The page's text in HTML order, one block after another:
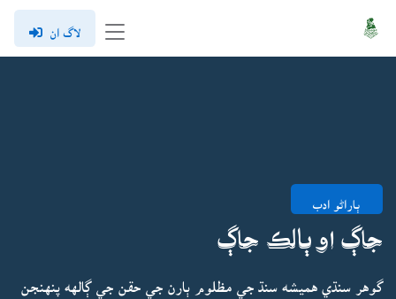
لاگ ان
ٻاراڻو ادب
جاڳ او ٻالڪ جاڳ
گوهر سنڌي هميشه سنڌ جي مظلوم ٻارن جي حقن جي ڳالهه پنهنجن